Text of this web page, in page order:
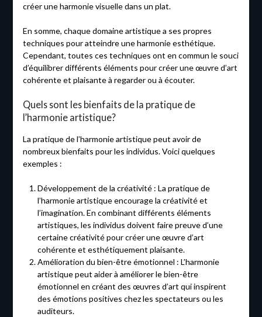
créer une harmonie visuelle dans un plat.
En somme, chaque domaine artistique a ses propres
techniques pour atteindre une harmonie esthétique.
Cependant, toutes ces techniques ont en commun le souci
d’équilibrer différents éléments pour créer une œuvre d’art
cohérente et plaisante à regarder ou à écouter.
Quels sont les bienfaits de la pratique de
l’harmonie artistique?
La pratique de l’harmonie artistique peut avoir de
nombreux bienfaits pour les individus. Voici quelques
exemples :
Développement de la créativité : La pratique de
l’harmonie artistique encourage la créativité et
l’imagination. En combinant différents éléments
artistiques, les individus doivent faire preuve d’une
certaine créativité pour créer une œuvre d’art
cohérente et esthétiquement plaisante.
Amélioration du bien-être émotionnel : L’harmonie
artistique peut aider à améliorer le bien-être
émotionnel en créant des œuvres d’art qui inspirent
des émotions positives chez les spectateurs ou les
auditeurs.